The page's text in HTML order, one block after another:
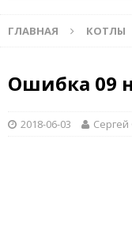
ГЛАВНАЯ КОТЛЫ
Ошибка 09
2018-06-03